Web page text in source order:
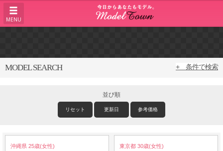
MENU
MODEL SEARCH + 条件で検索
並び順
リセット 更新日 参考価格
沖縄県 25歳(女性) 東京都 30歳(女性)